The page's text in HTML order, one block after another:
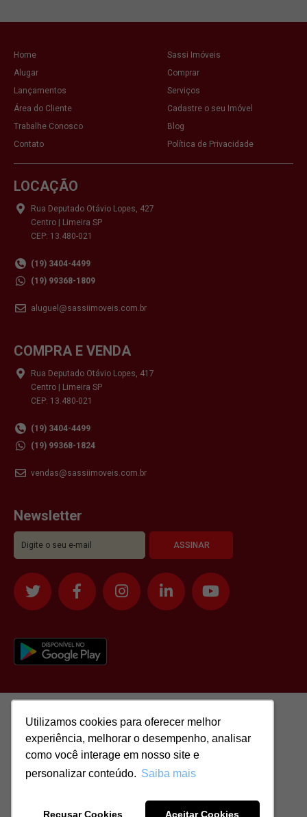
Utilizamos cookies para oferecer melhor
experiência, melhorar o desempenho, analisar
como você interage em nosso site e
personalizar conteúdo. Saiba mais
Recusar Cookies Aceitar Cookies
Utilizamos cookies para oferecer melhor
experiência, melhorar o desempenho, analisar
como você interage em nosso site e
personalizar conteúdo. Saiba mais
Recusar Cookies Aceitar Cookies
Home
Sassi Imóveis
Alugar
Comprar
Lançamentos
Serviços
Área do Cliente
Cadastre o seu Imóvel
Trabalhe Conosco
Blog
Contato
Política de Privacidade
LOCAÇÃO
Rua Deputado Otávio Lopes, 427
Centro | Limeira SP
CEP: 13.480-021
(19) 3404-4499
(19) 99368-1809
aluguel@sassiimoveis.com.br
COMPRA E VENDA
Rua Deputado Otávio Lopes, 417
Centro | Limeira SP
CEP: 13.480-021
(19) 3404-4499
(19) 99368-1824
vendas@sassiimoveis.com.br
Newsletter
51.417.293/0001-48 | CRECI: J-04970/1